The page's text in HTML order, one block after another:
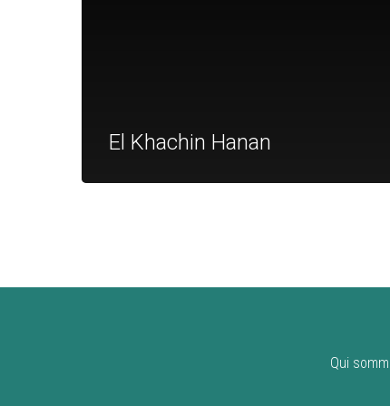
El Khachin Hanan
Qui